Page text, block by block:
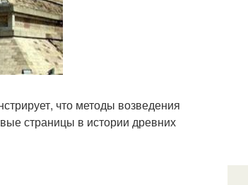
что методы возведения
страницы в истории древних